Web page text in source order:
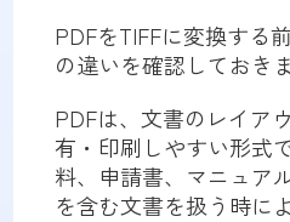
PDFをTIFFに変換する
の違いを確認しておき
PDFは、文書のレイア
有・印刷しやすい形式
料、申請書、マニュア
を含む文書を扱う時に